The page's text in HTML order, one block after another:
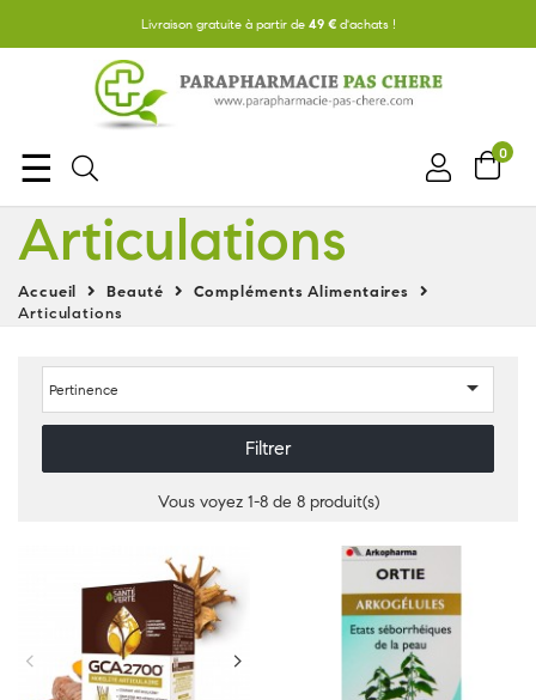
Livraison gratuite à partir de 49 €d'achats !
0
Basculer
la
navigation
☰
Articulations
Accueil Beauté
Compléments Alimentaires
Articulations
Pertinence 
Filtrer
Vous voyez 1-8 de 8 produit(s)